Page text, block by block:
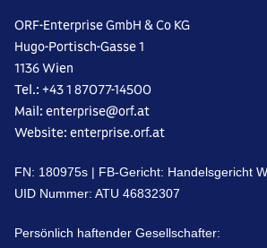
ORF-Enterprise GmbH & Co KG
Hugo-Portisch-Gasse 1
1136 Wien
Tel.: +43 1 87077-14500
Mail: enterprise@orf.at
Website: enterprise.orf.at
FN: 18‌09‌75s | FB-Gericht: Handelsgericht
UID Nummer: A‌TU 46‌83‌23‌07
Persönlich haftender Gesellschafter: